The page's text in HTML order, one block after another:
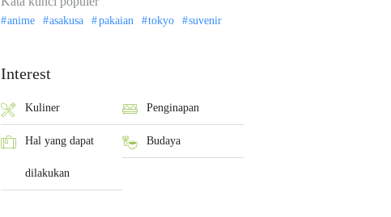
anime asakusa pakaian tokyo suvenir
Interest
Kuliner Penginapan
Hal yang dapat
dilakukan
Budaya